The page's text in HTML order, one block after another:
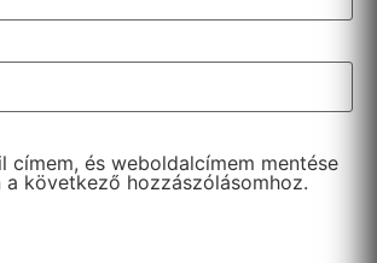
címem, és weboldalcímem mentése
a következő hozzászólásomhoz.